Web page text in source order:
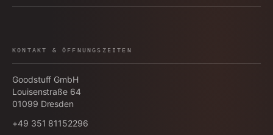
KONTAKT & ÖFFNUNGSZEITEN
Goodstuff GmbH
Louisenstraße 64
01099 Dresden
+49 351 81152296